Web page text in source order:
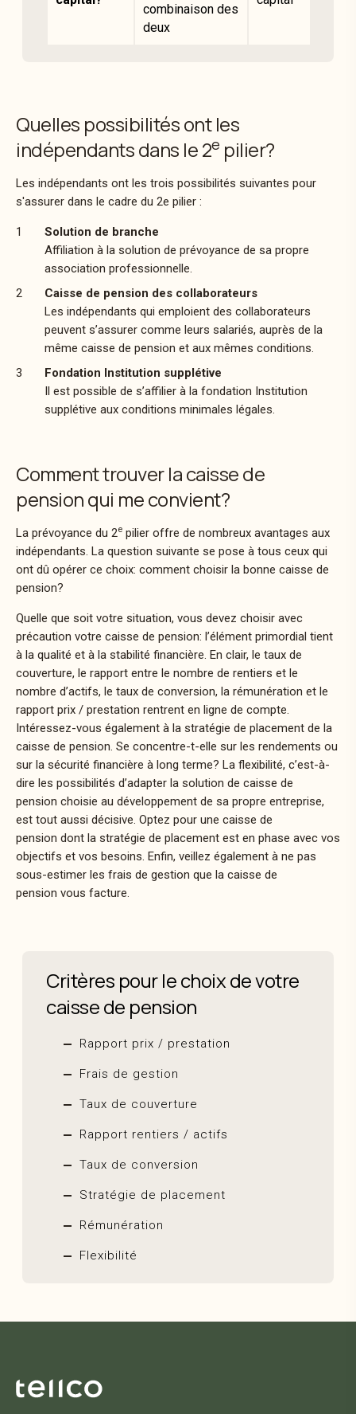
combinaison des
deux
Quelles possibilités ont les
indépendants dans le 2e pilier?
Les indépendants ont les trois possibilités suivantes pour
s'assurer dans le cadre du 2e pilier :
Solution de branche
Affiliation à la solution de prévoyance de sa propre
association professionnelle.
Caisse de pension des collaborateurs
Les indépendants qui emploient des collaborateurs
peuvent s’assurer comme leurs salariés, auprès de la
même caisse de pension et aux mêmes conditions.
Fondation Institution supplétive
Il est possible de s’affilier à la fondation Institution
supplétive aux conditions minimales légales.
Comment trouver la caisse de
pension qui me convient?
La prévoyance du 2e pilier offre de nombreux avantages aux
indépendants. La question suivante se pose à tous ceux qui
ont dû opérer ce choix: comment choisir la bonne caisse de
pension?
Quelle que soit votre situation, vous devez choisir avec
précaution votre caisse de pension: l’élément primordial tient
à la qualité et à la stabilité financière. En clair, le taux de
couverture, le rapport entre le nombre de rentiers et le
nombre d’actifs, le taux de conversion, la rémunération et le
rapport prix / prestation rentrent en ligne de compte.
Intéressez-vous également à la stratégie de placement de la
caisse de pension. Se concentre-t-elle sur les rendements ou
sur la sécurité financière à long terme? La flexibilité, c’est-à-
dire les possibilités d’adapter la solution de caisse de
pension choisie au développement de sa propre entreprise,
est tout aussi décisive. Optez pour une caisse de
pension dont la stratégie de placement est en phase avec vos
objectifs et vos besoins. Enfin, veillez également à ne pas
sous-estimer les frais de gestion que la caisse de
pension vous facture.
Critères pour le choix de votre
caisse de pension
Rapport prix / prestation
Frais de gestion
Taux de couverture
Rapport rentiers / actifs
Taux de conversion
Stratégie de placement
Rémunération
Flexibilité